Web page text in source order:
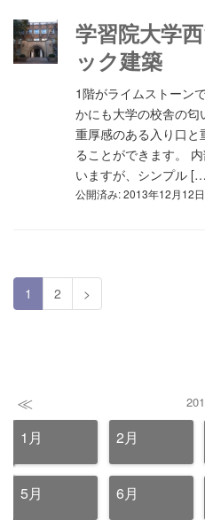
学習院大学
ック建築
1階がライムストーン
かにも大学の校舎の匂
重厚感のある入り口と
ることができます。
いますが、シンプル
公開済み: 2013年12月12日
1 2 >
≪
1月 2月
5月 6月